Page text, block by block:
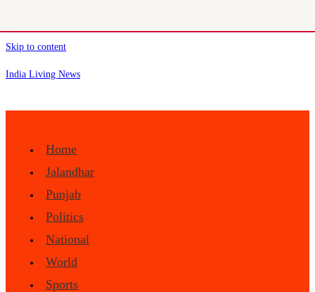
Skip to content
India Living News
Home
Jalandhar
Punjab
Politics
National
World
Sports